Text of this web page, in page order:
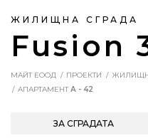
ЖИЛИЩНА СГРАДА
Fusion
МАЙТ ЕООД ПРОЕКТИ
АПАРТАМЕНТА - 42
ЗА СГРАДАТА